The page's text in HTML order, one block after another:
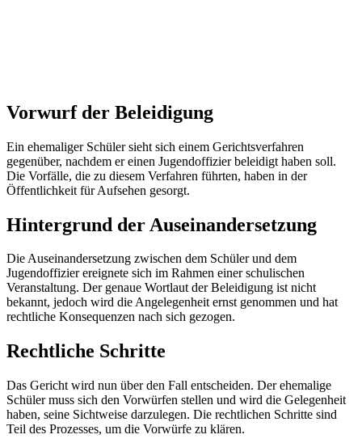
Vorwurf der Beleidigung
Ein ehemaliger Schüler sieht sich einem Gerichtsverfahren
gegenüber, nachdem er einen Jugendoffizier beleidigt haben soll.
Die Vorfälle, die zu diesem Verfahren führten, haben in der
Öffentlichkeit für Aufsehen gesorgt.
Hintergrund der Auseinandersetzung
Die Auseinandersetzung zwischen dem Schüler und dem
Jugendoffizier ereignete sich im Rahmen einer schulischen
Veranstaltung. Der genaue Wortlaut der Beleidigung ist nicht
bekannt, jedoch wird die Angelegenheit ernst genommen und hat
rechtliche Konsequenzen nach sich gezogen.
Rechtliche Schritte
Das Gericht wird nun über den Fall entscheiden. Der ehemalige
Schüler muss sich den Vorwürfen stellen und wird die Gelegenheit
haben, seine Sichtweise darzulegen. Die rechtlichen Schritte sind
Teil des Prozesses, um die Vorwürfe zu klären.